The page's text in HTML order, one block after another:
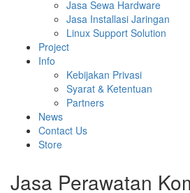
Jasa Sewa Hardware
Jasa Installasi Jaringan
Linux Support Solution
Project
Info
Kebijakan Privasi
Syarat & Ketentuan
Partners
News
Contact Us
Store
Jasa Perawatan